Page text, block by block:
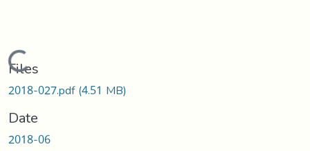
Loading...
Files
2018-027.pdf(4.51 MB)
Date
2018-06